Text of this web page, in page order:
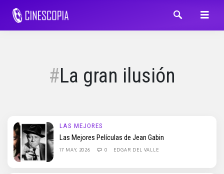
La gran ilusión
LAS MEJORES
Las Mejores Películas de Jean Gabin
17 MAY, 2026 0 EDGAR DEL VALLE